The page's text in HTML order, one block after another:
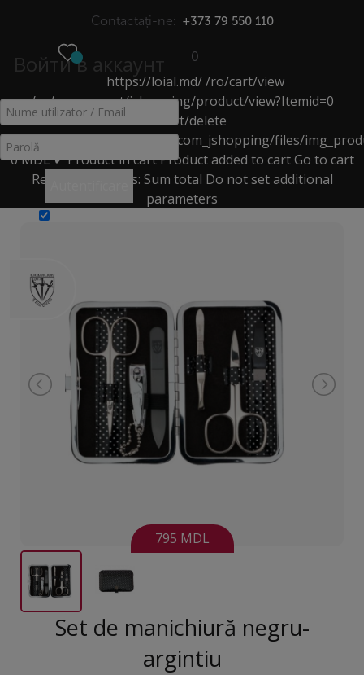
Contactați-ne: +373 79 550 110
Войти в аккаунт
Ţine-mă minte
0
https://loial.md/ /ro/cart/view
/ro/component/jshopping/product/view?Itemid=0
/ro/cart/delete
https://loial.md/components/com_jshopping/files/
0MDL✔ Product in cartProduct added to cart Go to cart
Remove
Products: Sum total Do not set additional
parameters
SETURI DE MANICHIURĂ
Acasă > Catalog
795 MDL
Set de manichiură negru-
argintiu